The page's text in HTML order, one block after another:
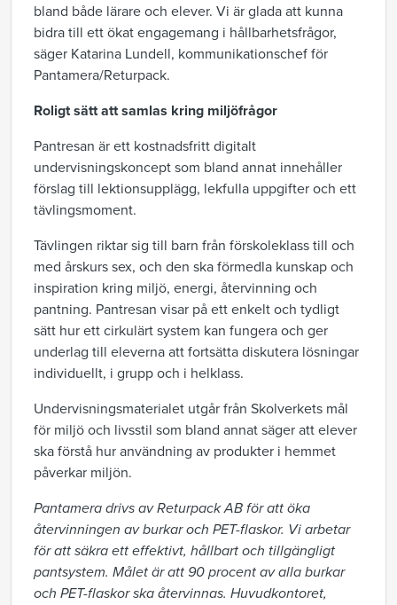
bland både lärare och elever. Vi är glada att kunna
bidra till ett ökat engagemang i hållbarhetsfrågor,
säger Katarina Lundell, kommunikationschef för
Pantamera/Returpack.
Roligt sätt att samlas kring miljöfrågor
Pantresan är ett kostnadsfritt digitalt
undervisningskoncept som bland annat innehåller
förslag till lektionsupplägg, lekfulla uppgifter och ett
tävlingsmoment.
Tävlingen riktar sig till barn från förskoleklass till och
med årskurs sex, och den ska förmedla kunskap och
inspiration kring miljö, energi, återvinning och
pantning. Pantresan visar på ett enkelt och tydligt
sätt hur ett cirkulärt system kan fungera och ger
underlag till eleverna att fortsätta diskutera lösningar
individuellt, i grupp och i helklass.
Undervisningsmaterialet utgår från Skolverkets mål
för miljö och livsstil som bland annat säger att elever
ska förstå hur användning av produkter i hemmet
påverkar miljön.
Pantamera drivs av Returpack AB för att öka
återvinningen av burkar och PET-flaskor. Vi arbetar
för att säkra ett effektivt, hållbart och tillgängligt
pantsystem. Målet är att 90 procent av alla burkar
och PET-flaskor ska återvinnas. Huvudkontoret,